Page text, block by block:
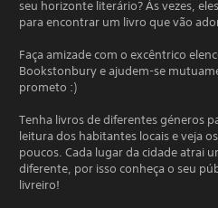
seu horizonte literário? Às vezes,
para encontrar um livro que vão
Faça amizade com o excêntrico
Bookstonbury e ajudem-se
prometo :)
Tenha livros de diferentes géneros
leitura dos habitantes locais e veja
poucos. Cada lugar da cidade atrai
diferente, por isso conheça o seu
livreiro!